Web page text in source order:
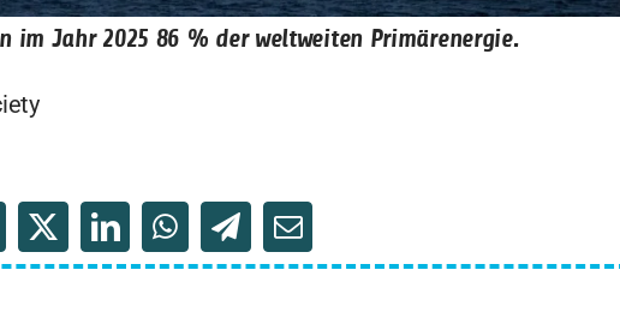
im Jahr 2025 86 % der weltweiten Primärenergie.